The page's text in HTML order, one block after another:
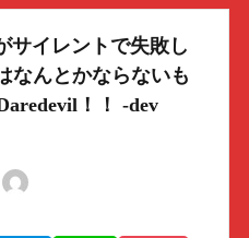
サイレントで失敗し
なんとかならないも
！！ -dev